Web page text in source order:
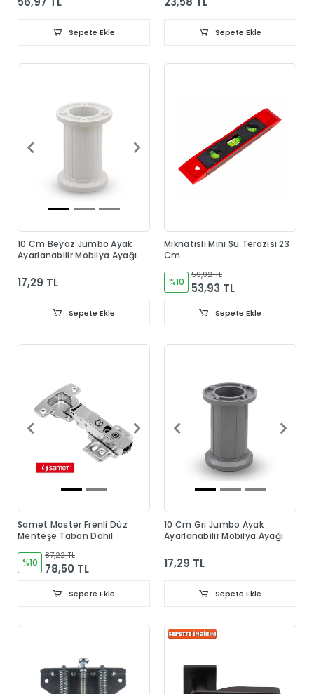
Sepete Ekle Sepete Ekle
10 Cm Beyaz Jumbo Ayak
Ayarlanabilir Mobilya Ayağı
17,29 TL
Sepete Ekle
Mıknatıslı Mini Su Terazisi 23
Cm
%10
59,92 TL
53,93 TL
Sepete Ekle
Samet Master Frenli Düz
Menteşe Taban Dahil
%10
87,22 TL
78,50 TL
Sepete Ekle
10 Cm Gri Jumbo Ayak
Ayarlanabilir Mobilya Ayağı
17,29 TL
Sepete Ekle